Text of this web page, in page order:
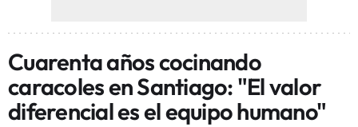
Cuarenta años cocinando
caracoles en Santiago: "El valor
diferencial es el equipo humano"